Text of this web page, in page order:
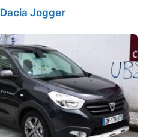
Dacia Jogger